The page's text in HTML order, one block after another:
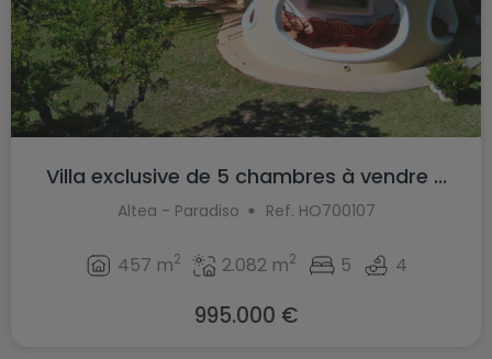
Villa exclusive de 5 chambres à vendre ...
Altea - Paradiso Ref. HO700107
457 m2 2.082 m2 5 4
995.000 €